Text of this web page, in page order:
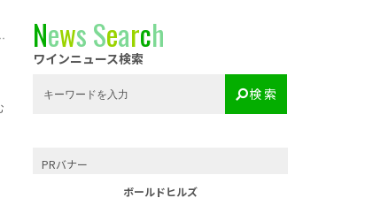
NewsSearch
ワインニュース検索
検 索
PRバナー
ボールドヒルズ